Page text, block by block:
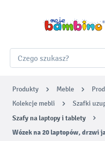
Produkty Meble
Kolekcje mebli
Szafki
Szafy na laptopy i tablety
Wózek na 20 laptopów, drzwi